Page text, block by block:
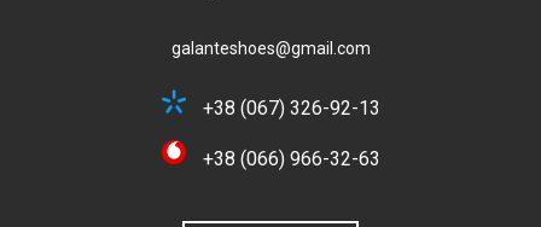
galanteshoes@gmail.com
+38 (067) 326-92-13
+38 (066) 966-32-63